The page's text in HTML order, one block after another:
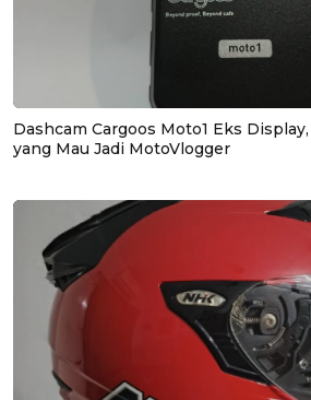
Dashcam Cargoos Moto1 Eks
yang Mau Jadi MotoVlogger